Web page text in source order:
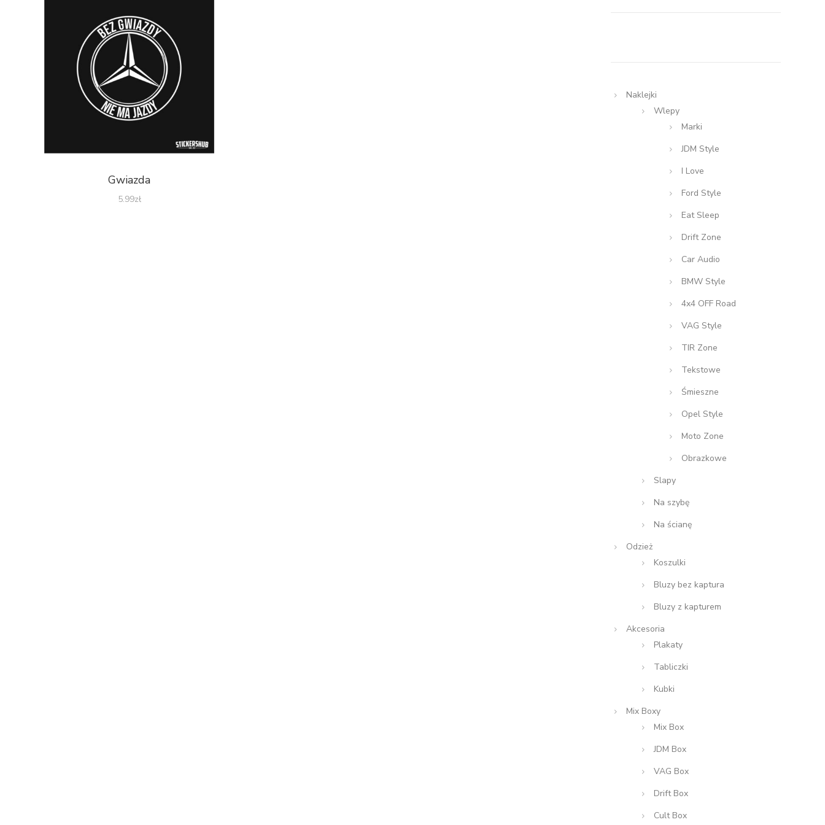
Gwiazda
5.99zł
Naklejki
Wlepy
Marki
JDM Style
I Love
Ford Style
Eat Sleep
Drift Zone
Car Audio
BMW Style
4x4 OFF Road
VAG Style
TIR Zone
Tekstowe
Śmieszne
Opel Style
Moto Zone
Obrazkowe
Slapy
Na szybę
Na ścianę
Odzież
Koszulki
Bluzy bez kaptura
Bluzy z kapturem
Akcesoria
Plakaty
Tabliczki
Kubki
Mix Boxy
Mix Box
JDM Box
VAG Box
Drift Box
Cult Box